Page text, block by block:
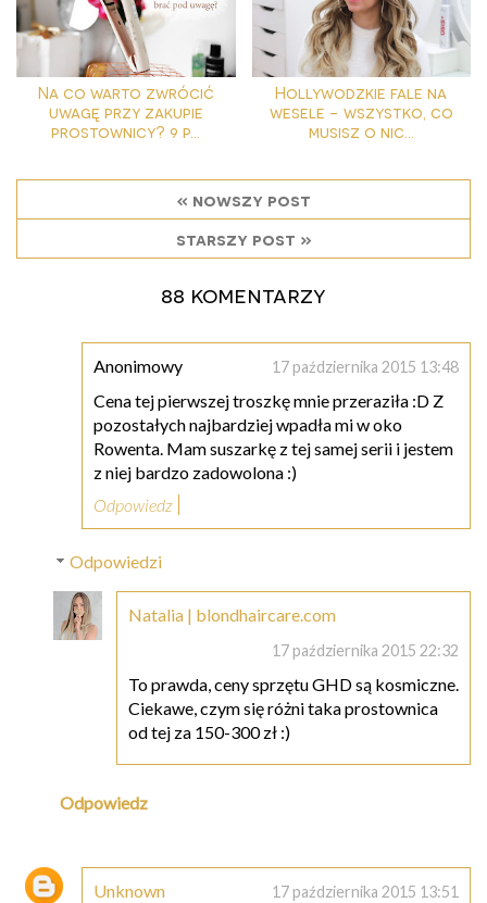
Na co warto zwrócić
uwagę przy zakupie
prostownicy? 9 p...
Hollywodzkie fale na
wesele - wszystko, co
musisz o nic...
« nowszy post
starszy post »
88 komentarzy
Anonimowy 17 października 2015 13:48
Cena tej pierwszej troszkę mnie przeraziła :D Z
pozostałych najbardziej wpadła mi w oko
Rowenta. Mam suszarkę z tej samej serii i jestem
z niej bardzo zadowolona :)
Odpowiedz
Odpowiedzi
Natalia | blondhaircare.com
17 października 2015 22:32
To prawda, ceny sprzętu GHD są kosmiczne.
Ciekawe, czym się różni taka prostownica
od tej za 150-300 zł :)
Odpowiedz
Unknown 17 października 2015 13:51